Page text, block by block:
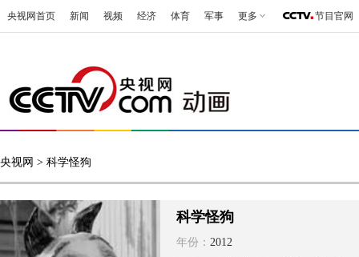
央视网首页 新闻 视频 经济 体育 军事 更多 节目官网
央视网 > 科学怪狗
科学怪狗
年份： 2012